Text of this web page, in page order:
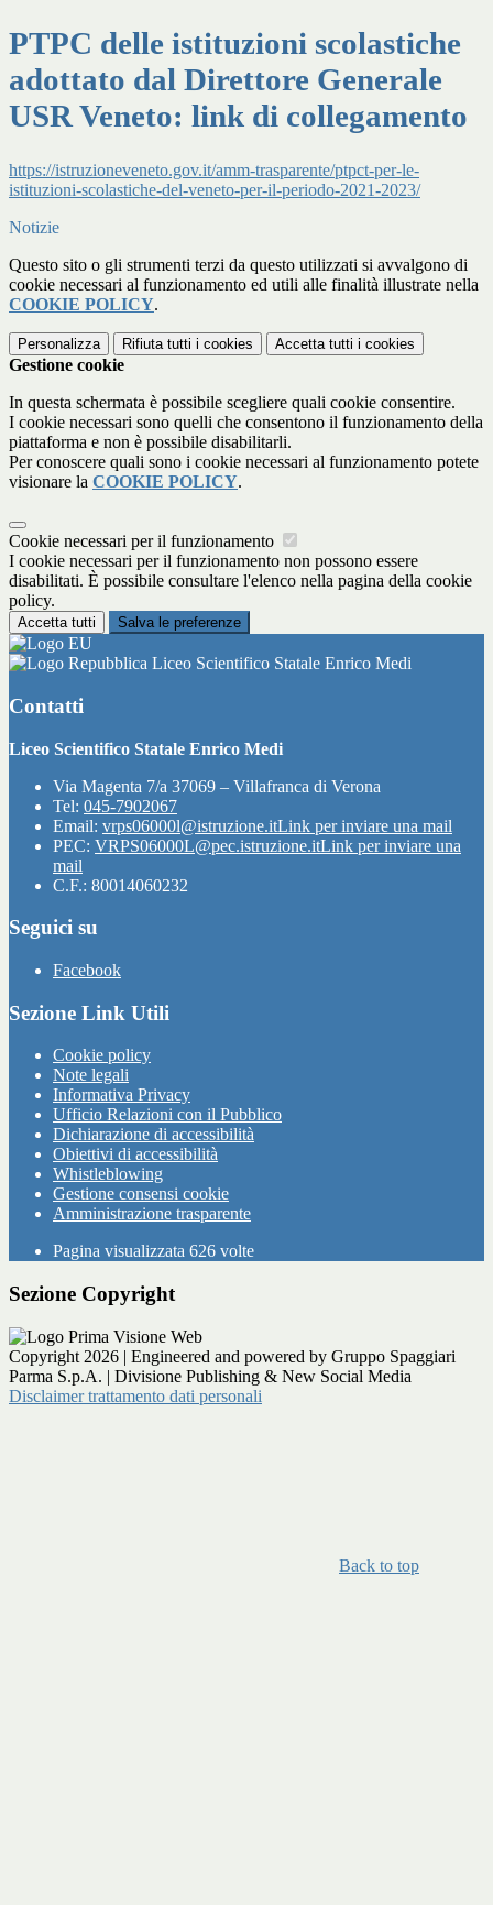
PTPC delle istituzioni scolastiche
adottato dal Direttore Generale
USR Veneto: link di collegamento
https://istruzioneveneto.gov.it/amm-trasparente/ptpct-per-le-
istituzioni-scolastiche-del-veneto-per-il-periodo-2021-2023/
Notizie
Questo sito o gli strumenti terzi da questo utilizzati si avvalgono di
cookie necessari al funzionamento ed utili alle finalità illustrate nella
COOKIE POLICY.
Personalizza Rifiuta tutti i cookies Accetta tutti i cookies
Gestione cookie
In questa schermata è possibile scegliere quali cookie consentire.
I cookie necessari sono quelli che consentono il funzionamento della
piattaforma e non è possibile disabilitarli.
Per conoscere quali sono i cookie necessari al funzionamento potete
visionare la COOKIE POLICY.
Cookie necessari per il funzionamento
I cookie necessari per il funzionamento non possono essere
disabilitati. È possibile consultare l'elenco nella pagina della cookie
policy.
Accetta tutti Salva le preferenze
Liceo Scientifico Statale Enrico Medi
Contatti
Liceo Scientifico Statale Enrico Medi
Via Magenta 7/a 37069 – Villafranca di Verona
Tel: 045-7902067
Email: vrps06000l@istruzione.itLink per inviare una mail
PEC: VRPS06000L@pec.istruzione.itLink per inviare una
mail
C.F.: 80014060232
Seguici su
Facebook
Sezione Link Utili
Cookie policy
Note legali
Informativa Privacy
Ufficio Relazioni con il Pubblico
Dichiarazione di accessibilità
Obiettivi di accessibilità
Whistleblowing
Gestione consensi cookie
Amministrazione trasparente
Pagina visualizzata 626 volte
Sezione Copyright
Copyright 2026 | Engineered and powered by Gruppo Spaggiari
Parma S.p.A. | Divisione Publishing & New Social Media
Disclaimer trattamento dati personali
Back to top